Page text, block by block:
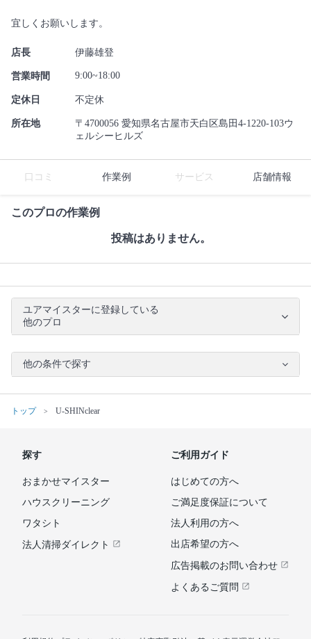
宜しくお願いします。
店長 伊藤雄登
営業時間 9:00~18:00
定休日 不定休
所在地
〒4700056 愛知県名古屋市天白区島田4-1220-103ウ
ェルシーヒルズ
口コミ 作業例 サービス 店舗情報
このプロの作業例
投稿はありません。
ユアマイスターに登録している
他のプロ
他の条件で探す
トップ U-SHINclear
探す
おまかせマイスター
ハウスクリーニング
ワタシト
法人清掃ダイレクト
ご利用ガイド
はじめての方へ
ご満足度保証について
法人利用の方へ
出店希望の方へ
広告掲載のお問い合わせ
よくあるご質問